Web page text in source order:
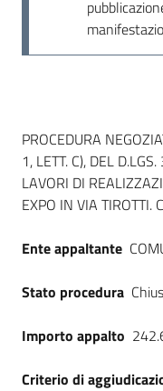
su
Dati del bando
PROCEDURA
1, LETT. C), DEL
LAVORI DI
EXPO IN VIA
Ente appaltante
Stato procedura
Importo appalto
Criterio di